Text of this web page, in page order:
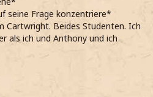
seine Frage konzentriere*
Cartwright. Beides Studenten. Ich
als ich und Anthony und ich